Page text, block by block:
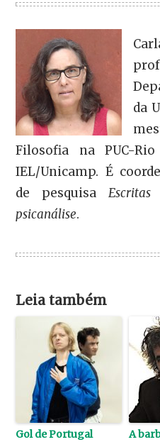
da
Filosofia na PUC-
IEL/Unicamp. É
de pesquisa
psicanálise.
Leia também
Gol de Portugal A